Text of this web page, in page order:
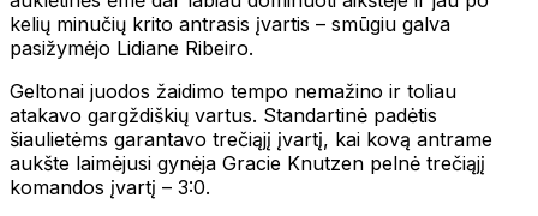
kelių minučių krito antrasis įvartis – smūgiu galva
pasižymėjo Lidiane Ribeiro.
Geltonai juodos žaidimo tempo nemažino ir toliau
atakavo gargždiškių vartus. Standartinė padėtis
šiaulietėms garantavo trečiąjį įvartį, kai kovą antrame
aukšte laimėjusi gynėja Gracie Knutzen pelnė trečiąjį
komandos įvartį – 3:0.